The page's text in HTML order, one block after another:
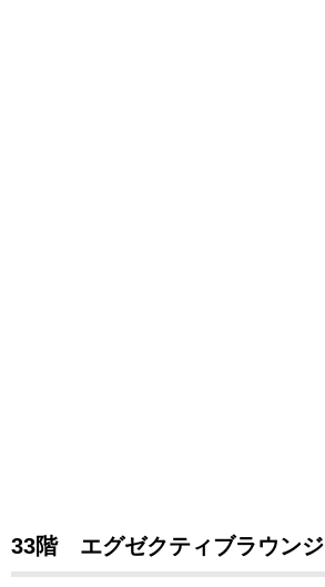
33階 エグゼクティブラウンジ